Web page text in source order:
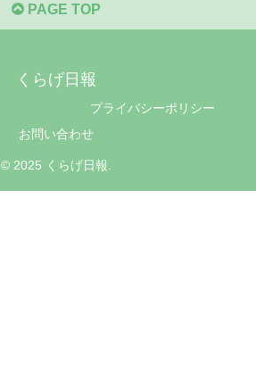
PAGE TOP
くらげ日報
プライバシーポリシー
お問い合わせ
© 2025 くらげ日報.